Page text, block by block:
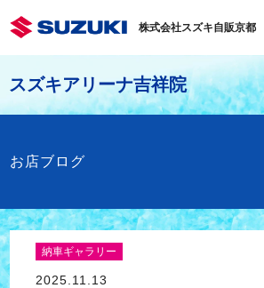
株式会社スズキ自販京都
スズキアリーナ吉祥院
お店ブログ
納車ギャラリー
2025.11.13